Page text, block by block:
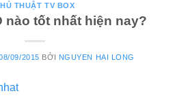
THUẬT TV BOX
nào tốt nhất hiện nay?
09/2015 BỞI NGUYEN HAI LONG